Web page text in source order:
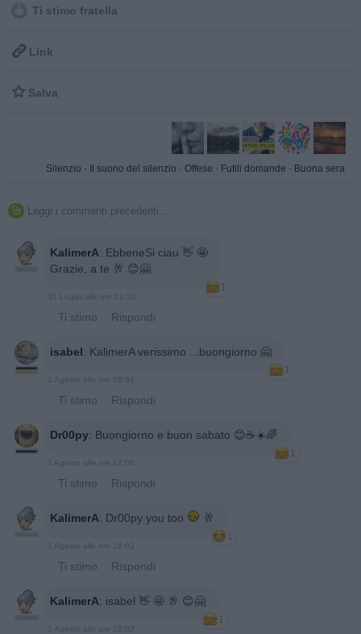
Ti stimo fratella
 Link
 Salva
Silenzio · Il suono del silenzio · Offese · Futili domande · Buona sera
 Leggi i commenti precedenti...
KalimerA: EbbeneSi ciau 👋 🤩
Grazie, a te 🥂 😊🤗
1
· Ti stimo · Rispondi
isabel: KalimerA verissimo ...buongiorno 🤗
1
1 Agosto alle ore 06:54
· Ti stimo · Rispondi
Dr00py: Buongiorno e buon sabato 😊☕☀️🌈
1
1 Agosto alle ore 12:08
· Ti stimo · Rispondi
KalimerA: Dr00py you too 🥂
1
1 Agosto alle ore 18:02
· Ti stimo · Rispondi
KalimerA: isabel 👋 🤩 🥂 😊🤗
1
1 Agosto alle ore 18:02